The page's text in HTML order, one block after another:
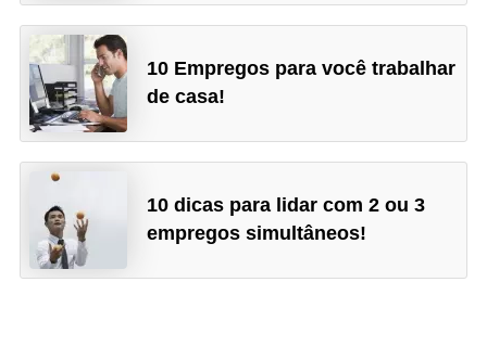
10 Empregos para você trabalhar
de casa!
10 dicas para lidar com 2 ou 3
empregos simultâneos!